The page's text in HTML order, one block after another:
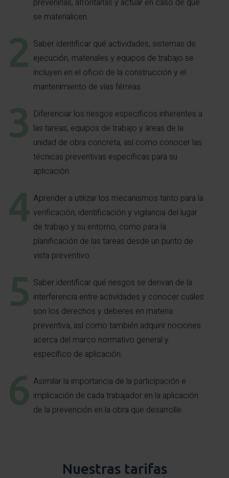
prevenirlas, afrontarlas y actuar en caso de que
se materialicen.
Saber identificar qué actividades, sistemas de
ejecución, materiales y equipos de trabajo se
incluyen en el oficio de la construcción y el
mantenimiento de vías férreas.
Diferenciar los riesgos específicos inherentes a
las tareas, equipos de trabajo y áreas de la
unidad de obra concreta, así como conocer las
técnicas preventivas específicas para su
aplicación.
Aprender a utilizar los mecanismos tanto para la
verificación, identificación y vigilancia del lugar
de trabajo y su entorno, como para la
planificación de las tareas desde un punto de
vista preventivo.
Saber identificar qué riesgos se derivan de la
interferencia entre actividades y conocer cuáles
son los derechos y deberes en materia
preventiva, así como también adquirir nociones
acerca del marco normativo general y
específico de aplicación.
Asimilar la importancia de la participación e
implicación de cada trabajador en la aplicación
de la prevención en la obra que desarrolle.
Nuestras tarifas